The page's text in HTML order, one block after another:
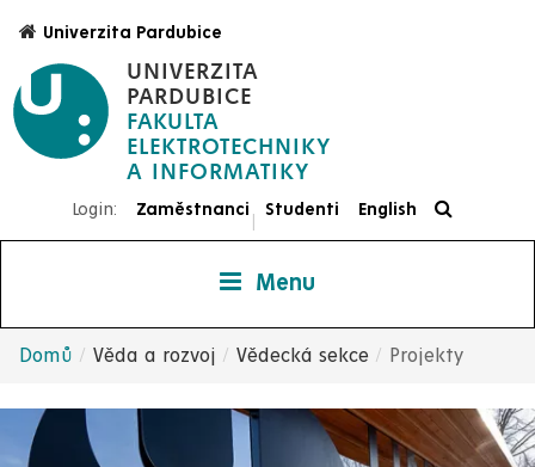
hlavnímu
obsahu
UNIVERZITA
PARDUBICE
FAKULTA
ELEKTROTECHNIKY
Univerzita Pardubice
Login: Zaměstnanci
|
Studenti English
Menu
navigace
Domů Věda a rozvoj Vědecká sekce Projekty